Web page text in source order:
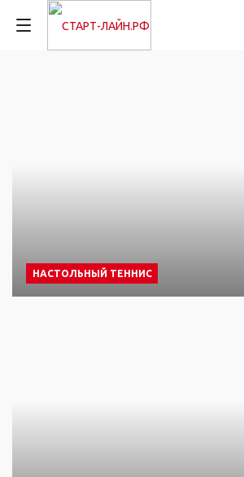
НАСТОЛЬНЫЙ ТЕННИС